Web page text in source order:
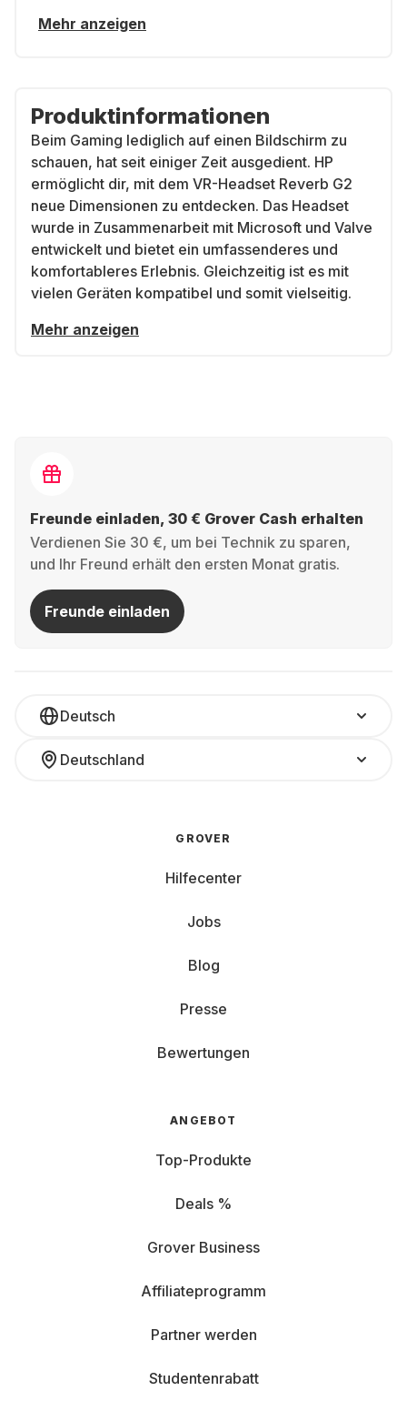
Mehr anzeigen
Produktinformationen
Beim Gaming lediglich auf einen Bildschirm zu
schauen, hat seit einiger Zeit ausgedient. HP
ermöglicht dir, mit dem VR-Headset Reverb G2
neue Dimensionen zu entdecken. Das Headset
wurde in Zusammenarbeit mit Microsoft und Valve
entwickelt und bietet ein umfassenderes und
komfortableres Erlebnis. Gleichzeitig ist es mit
vielen Geräten kompatibel und somit vielseitig.
Mehr anzeigen
Freunde einladen, 30 € Grover Cash erhalten
Verdienen Sie 30 €, um bei Technik zu sparen,
und Ihr Freund erhält den ersten Monat gratis.
Freunde einladen
Deutsch
Deutschland
GROVER
Hilfecenter
Jobs
Blog
Presse
Bewertungen
ANGEBOT
Top-Produkte
Deals %
Grover Business
Affiliateprogramm
Partner werden
Studentenrabatt